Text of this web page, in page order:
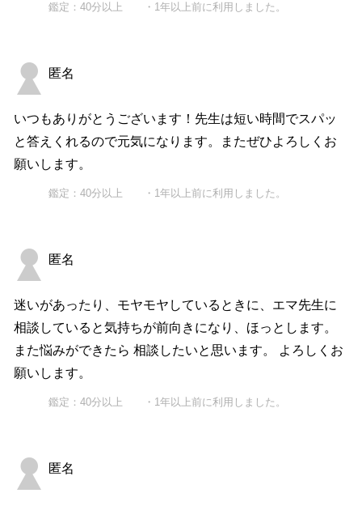
鑑定：40分以上 ・1年以上前に利用しました。
匿名
いつもありがとうございます！先生は短い時間でスパッ
と答えくれるので元気になります。またぜひよろしくお
願いします。
鑑定：40分以上 ・1年以上前に利用しました。
匿名
迷いがあったり、モヤモヤしているときに、エマ先生に
相談していると気持ちが前向きになり、ほっとします。
また悩みができたら 相談したいと思います。 よろしくお
願いします。
鑑定：40分以上 ・1年以上前に利用しました。
匿名